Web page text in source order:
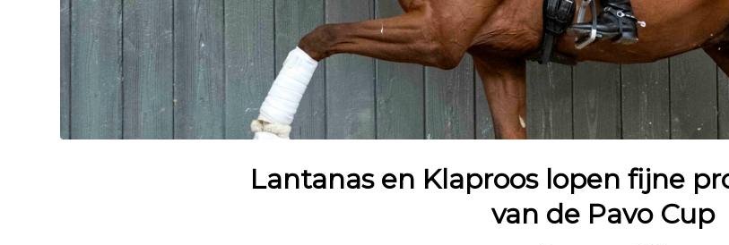
Lantanas en Klaproos lopen fijne
van de Pavo Cup